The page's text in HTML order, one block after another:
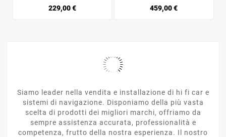
229,00 €Prezzo
459,00 €Prezzo
Siamo leader nella vendita e installazione di hi fi car e
sistemi di navigazione. Disponiamo della più vasta
scelta di prodotti dei migliori marchi, offriamo da
sempre assistenza accurata, professionalità e
competenza, frutto della nostra esperienza. Il nostro